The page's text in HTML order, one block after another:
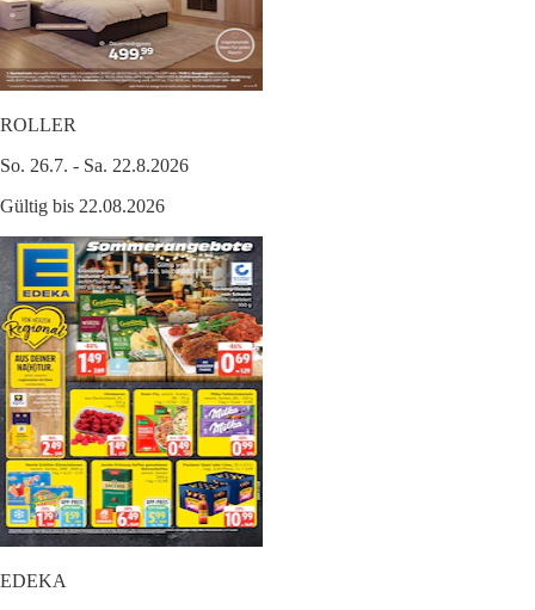
ROLLER
So. 26.7. - Sa. 22.8.2026
Gültig bis 22.08.2026
EDEKA